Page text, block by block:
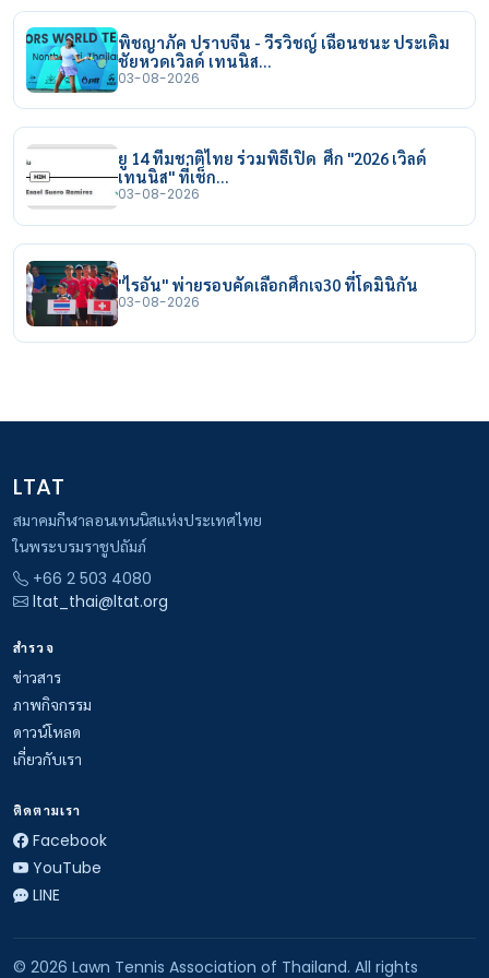
พิชญาภัค ปราบจีน - วีรวิชญ์ เฉือนชนะ ประเดิม
ชัยหวดเวิลด์ เทนนิส…
03-08-2026
ยู 14 ทีมชาติไทย ร่วมพิธีเปิด ศึก "2026 เวิลด์
เทนนิส" ที่เช็ก…
03-08-2026
"ไรอัน" พ่ายรอบคัดเลือกศึกเจ30 ที่โดมินิกัน
03-08-2026
LTAT
สมาคมกีฬาลอนเทนนิสแห่งประเทศไทย
ในพระบรมราชูปถัมภ์
+66 2 503 4080
ltat_thai@ltat.org
สำรวจ
ข่าวสาร
ภาพกิจกรรม
ดาวน์โหลด
เกี่ยวกับเรา
ติดตามเรา
Facebook
YouTube
LINE
© 2026 Lawn Tennis Association of Thailand. All rights